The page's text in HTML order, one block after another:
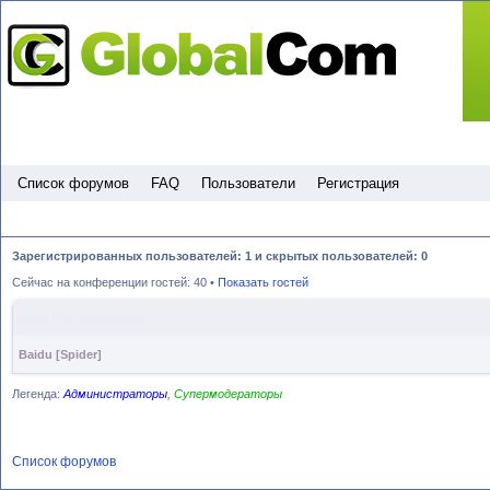
Список форумов FAQ Пользователи Регистрация
Зарегистрированных пользователей: 1 и скрытых пользователей: 0
Сейчас на конференции гостей: 40 • Показать гостей
Baidu [Spider]
Легенда: Администраторы Супермодераторы
Список форумов